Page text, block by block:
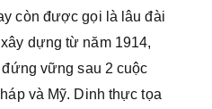
còn được gọi là lâu đài
dựng từ năm 1914,
vững sau 2 cuộc
và Mỹ. Dinh thực tọa